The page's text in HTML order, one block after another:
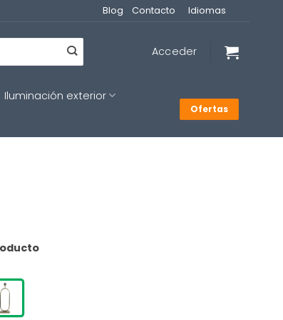
Blog Contacto Idiomas
Acceder
Iluminación exterior
Ofertas